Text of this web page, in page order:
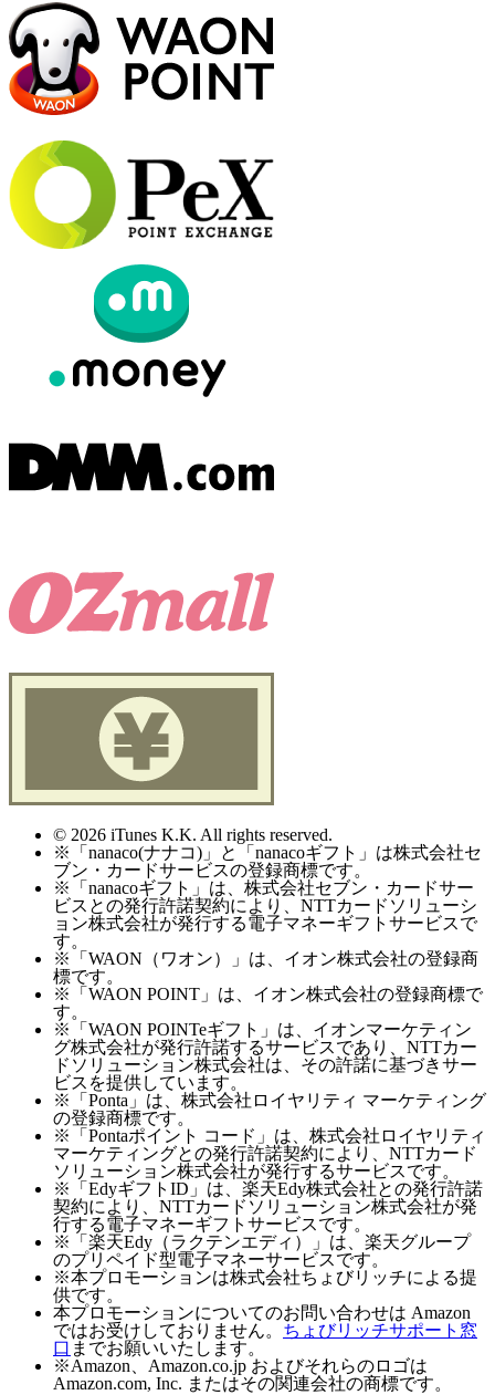
© 2026 iTunes K.K. All rights reserved.
※「nanaco(ナナコ)」と「nanacoギフト」は株式会社セ
ブン・カードサービスの登録商標です。
※「nanacoギフト」は、株式会社セブン・カードサー
ビスとの発行許諾契約により、NTTカードソリューシ
ョン株式会社が発行する電子マネーギフトサービスで
す。
※「WAON（ワオン）」は、イオン株式会社の登録商
標です。
※「WAON POINT」は、イオン株式会社の登録商標で
す。
※「WAON POINTeギフト」は、イオンマーケティン
グ株式会社が発行許諾するサービスであり、NTTカー
ドソリューション株式会社は、その許諾に基づきサー
ビスを提供しています。
※「Ponta」は、株式会社ロイヤリティ マーケティング
の登録商標です。
※「Pontaポイント コード」は、株式会社ロイヤリティ
マーケティングとの発行許諾契約により、NTTカード
ソリューション株式会社が発行するサービスです。
※「EdyギフトID」は、楽天Edy株式会社との発行許諾
契約により、NTTカードソリューション株式会社が発
行する電子マネーギフトサービスです。
※「楽天Edy（ラクテンエディ）」は、楽天グループ
のプリペイド型電子マネーサービスです。
※本プロモーションは株式会社ちょびリッチによる提
供です。
本プロモーションについてのお問い合わせは Amazon
ではお受けしておりません。 ちょびリッチサポート窓
口 までお願いいたします。
※Amazon、Amazon.co.jp およびそれらのロゴは
Amazon.com, Inc. またはその関連会社の商標です。